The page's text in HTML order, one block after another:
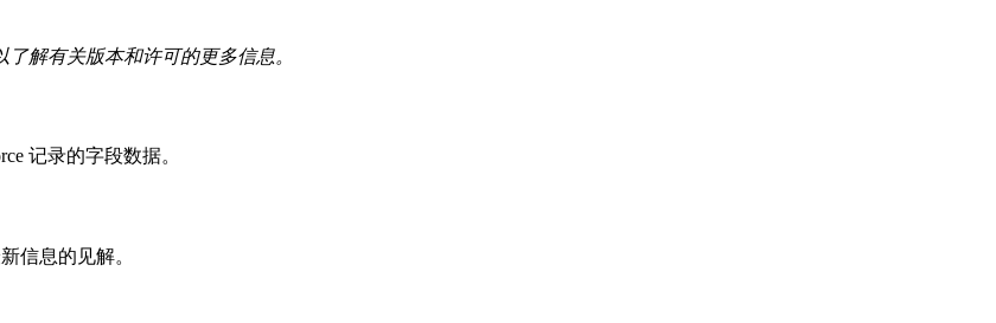
了解有关版本和许可的更多信息。
记录的字段数据。
信息的见解。